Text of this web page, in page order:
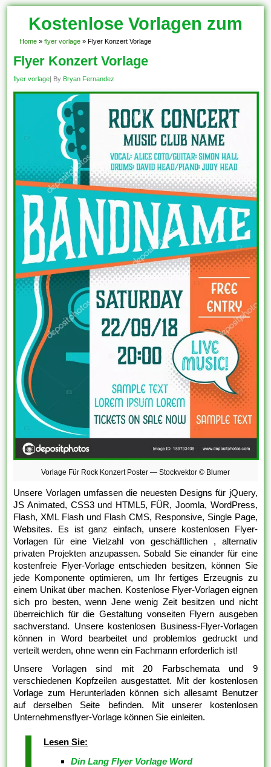
Kostenlose Vorlagen zum
Download!
Home » flyer vorlage » Flyer Konzert Vorlage
Flyer Konzert Vorlage
flyer vorlage| By Bryan Fernandez
Vorlage Für Rock Konzert Poster — Stockvektor © Blumer
Unsere Vorlagen umfassen die neuesten Designs für jQuery,
JS Animated, CSS3 und HTML5, FÜR, Joomla, WordPress,
Flash, XML Flash und Flash CMS, Responsive, Single Page,
Websites. Es ist ganz einfach, unsere kostenlosen Flyer-
Vorlagen für eine Vielzahl von geschäftlichen , alternativ
privaten Projekten anzupassen. Sobald Sie einander für eine
kostenfreie Flyer-Vorlage entschieden besitzen, können Sie
jede Komponente optimieren, um Ihr fertiges Erzeugnis zu
einem Unikat über machen. Kostenlose Flyer-Vorlagen eignen
sich pro besten, wenn Jene wenig Zeit besitzen und nicht
überreichlich für die Gestaltung vonseiten Flyern ausgeben
sachverstand. Unsere kostenlosen Business-Flyer-Vorlagen
können in Word bearbeitet und problemlos gedruckt und
verteilt werden, ohne wenn ein Fachmann erforderlich ist!
Unsere Vorlagen sind mit 20 Farbschemata und 9
verschiedenen Kopfzeilen ausgestattet. Mit der kostenlosen
Vorlage zum Herunterladen können sich allesamt Benutzer
auf derselben Seite befinden. Mit unserer kostenlosen
Unternehmensflyer-Vorlage können Sie einleiten.
Lesen Sie:
Din Lang Flyer Vorlage Word